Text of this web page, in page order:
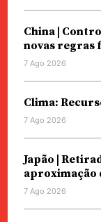
China |
novas
7 Ago 2026
Clima:
7 Ago 2026
Japão |
aproximação
7 Ago 2026